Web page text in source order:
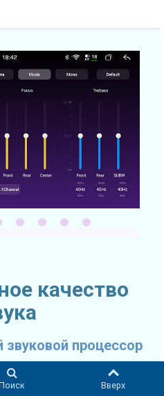
качество
процессор
выходит на первое место при
устройства. SMARTY
Вверх